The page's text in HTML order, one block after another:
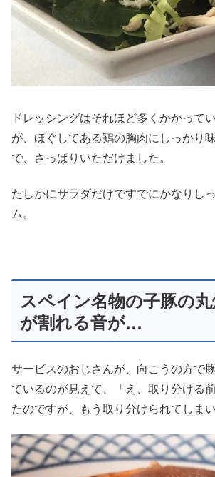
ドレッシングはそれほど多くかかって
が、ほぐしてある鶏の胸肉にしっかり
で、さっぱりいただけました。
たしかにサラダだけですでにかなりし
ム。
スペイン名物の子豚の
が割れる音が…
サービスのおじさんが、向こうの方で
ているのが見えて、「え、取り分ける
たのですが、もう取り分けられてしまい